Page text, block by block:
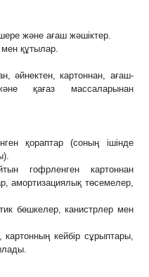
және ағаш жәшіктер.
құтылар.
әйнектен, картоннан, ағаш-
қағаз массаларынан
қораптар (соның ішінде
гофрленген картоннан
амортизациялық төсемелер,
бөшкелер, канистрлер мен
кейбір сұрыптары,